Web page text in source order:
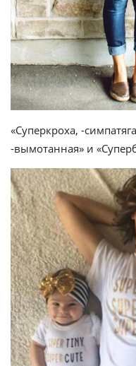
«Суперкроха, -
-вымотанная» и